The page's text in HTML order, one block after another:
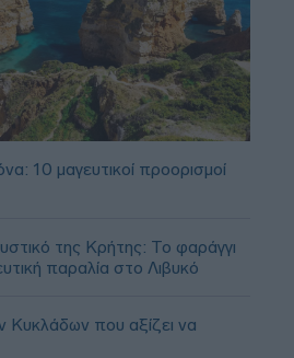
10 μαγευτικοί προορισμοί
της Κρήτης: Το φαράγγι
παραλία στο Λιβυκό
Κυκλάδων που αξίζει να